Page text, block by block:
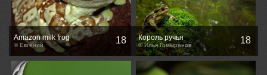
Amazon milk frog
,Жабовидная квакша -
Phrynohyas resinifictrix
© Евгений 18 Король ручья
© Илья Гомыранов 18